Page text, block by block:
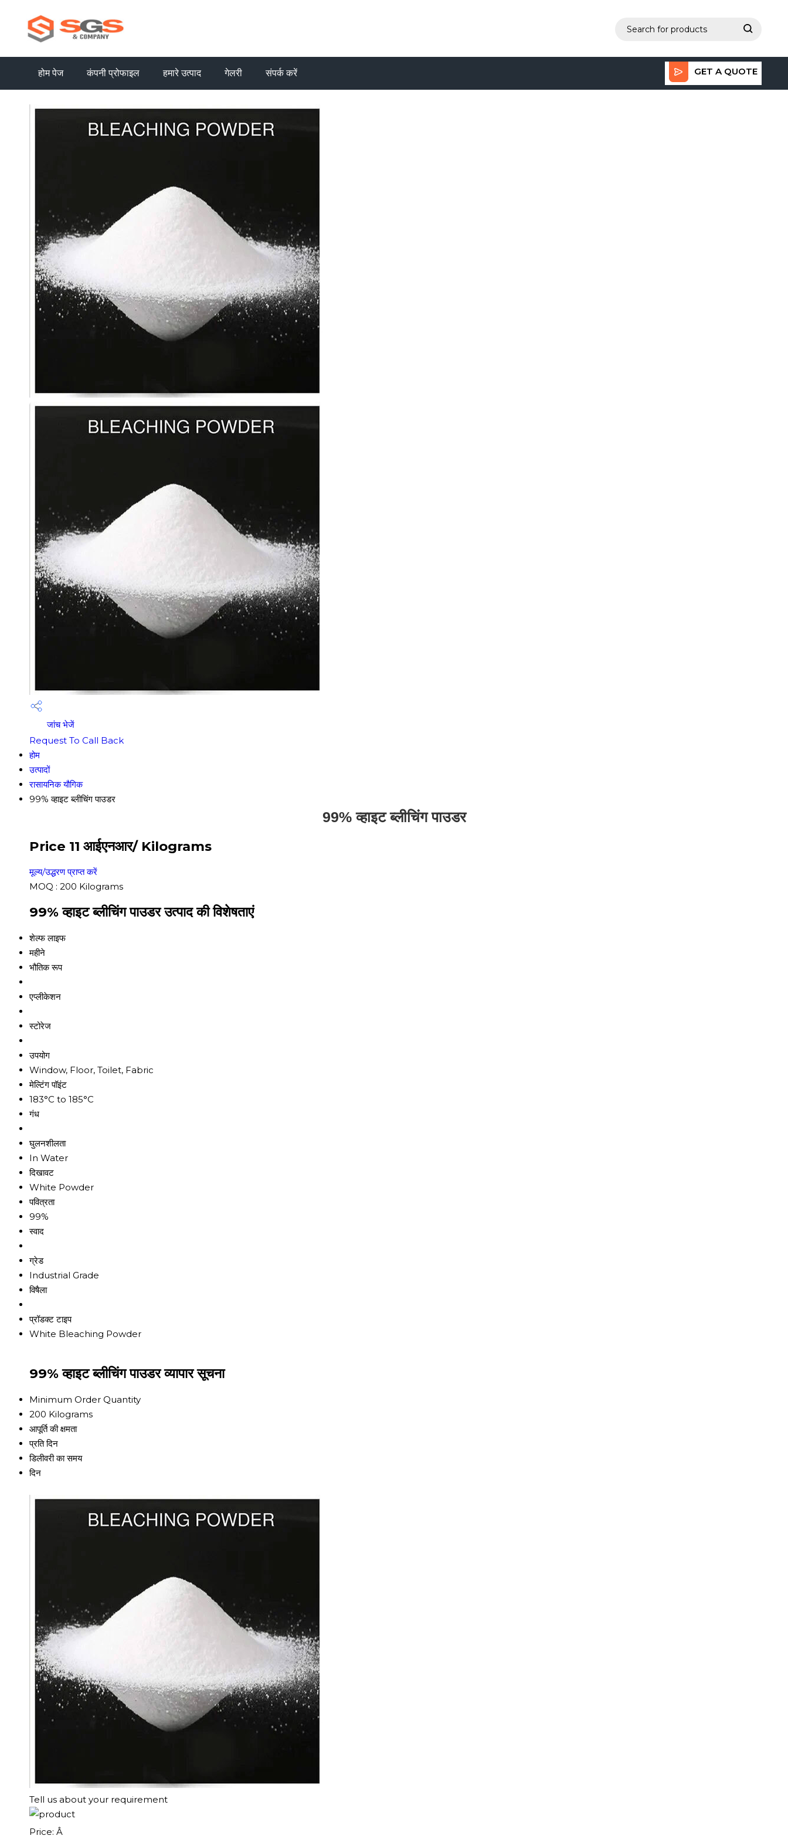
होम पेज कंपनी प्रोफाइल हमारे उत्पाद गेलरी संपर्क करें GET A QUOTE
जांच भेजें
Request To Call Back
होम
उत्पादों
रासायनिक यौगिक
99% व्हाइट ब्लीचिंग पाउडर
99% व्हाइट ब्लीचिंग पाउडर
Price 11 आईएनआर/ Kilograms
मूल्य/उद्धरण प्राप्त करें
MOQ : 200 Kilograms
99% व्हाइट ब्लीचिंग पाउडर उत्पाद की विशेषताएं
शेल्फ लाइफ
महीने
भौतिक रूप
एप्लीकेशन
स्टोरेज
उपयोग
Window, Floor, Toilet, Fabric
मेल्टिंग पॉइंट
183°C to 185°C
गंध
घुलनशीलता
In Water
दिखावट
White Powder
पवित्रता
99%
स्वाद
ग्रेड
Industrial Grade
विषैला
प्रॉडक्ट टाइप
White Bleaching Powder
99% व्हाइट ब्लीचिंग पाउडर व्यापार सूचना
Minimum Order Quantity
200 Kilograms
आपूर्ति की क्षमता
प्रति दिन
डिलीवरी का समय
दिन
Tell us about your requirement
Price: Â